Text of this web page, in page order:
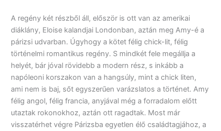
A regény két részből áll, először is ott van az amerikai
diáklány, Eloise kalandjai Londonban, aztán meg Amy-é a
párizsi udvarban. Úgyhogy a kötet félig chick-lit, félig
történelmi romantikus regény. S mindkét fele megállja a
helyét, bár jóval rövidebb a modern rész, s inkább a
napóleoni korszakon van a hangsúly, mint a chick liten,
ami nem is baj, sőt egyszerűen varázslatos a történet. Amy
félig angol, félig francia, anyjával még a forradalom előtt
utaztak rokonokhoz, aztán ott ragadtak. Most már
visszatérhet végre Párizsba egyetlen élő családtagjához, a